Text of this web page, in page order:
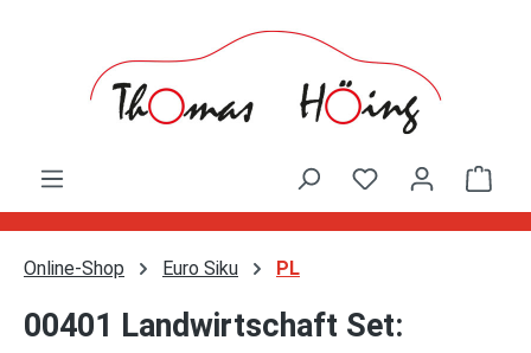
Online-Shop Euro Siku PL
00401 Landwirtschaft Set: